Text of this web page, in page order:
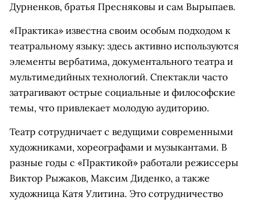
Дурненков, братья Пресняковы и сам Вырыпаев.
«Практика» известна своим особым подходом к
театральному языку: здесь активно используются
элементы вербатима, документального театра и
мультимедийных технологий. Спектакли часто
затрагивают острые социальные и философские
темы, что привлекает молодую аудиторию.
Театр сотрудничает с ведущими современными
художниками, хореографами и музыкантами. В
разные годы с «Практикой» работали режиссеры
Виктор Рыжаков, Максим Диденко, а также
художница Катя Улитина. Это сотрудничество